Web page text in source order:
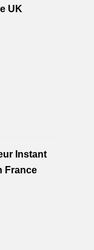
UK
Instant
France